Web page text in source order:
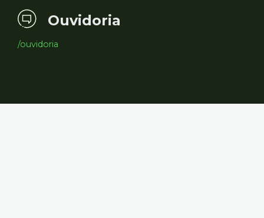
Ouvidoria
/ouvidoria